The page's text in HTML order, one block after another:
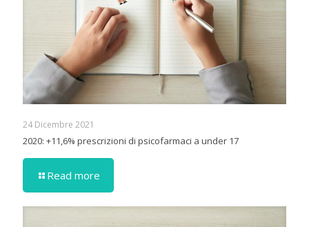
24 Dicembre 2021
2020: +11,6% prescrizioni di psicofarmaci a under 17
Read more